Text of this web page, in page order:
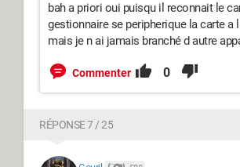
bah a priori oui puisqu il reconnait le
gestionnaire se peripherique la carte
mais je n ai jamais branché d autre
Commenter 0
RÉPONSE 7 / 25